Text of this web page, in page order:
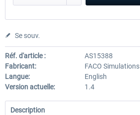
Se souv.
Réf. d'article :
AS15388
Fabricant:
FACO Simulations
Langue:
English
Version actuelle:
1.4
Description